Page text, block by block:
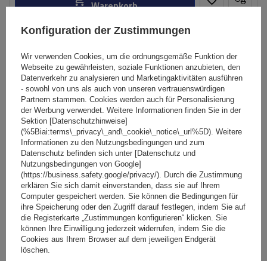
Warenkorb
Mont Blanc AMC 5416-A49 Aluminium-Dachgepäckträger
für integrierte Schienen
Konfiguration der Zustimmungen
Wir verwenden Cookies, um die ordnungsgemäße Funktion der
Webseite zu gewährleisten, soziale Funktionen anzubieten, den
Datenverkehr zu analysieren und Marketingaktivitäten ausführen
- sowohl von uns als auch von unseren vertrauenswürdigen
Partnern stammen. Cookies werden auch für Personalisierung
der Werbung verwendet. Weitere Informationen finden Sie in der
Sektion [Datenschutzhinweise]
(%5Biai:terms\_privacy\_and\_cookie\_notice\_url%5D). Weitere
Informationen zu den Nutzungsbedingungen und zum
Datenschutz befinden sich unter [Datenschutz und
Nutzungsbedingungen von Google]
(https://business.safety.google/privacy/). Durch die Zustimmung
erklären Sie sich damit einverstanden, dass sie auf Ihrem
Computer gespeichert werden. Sie können die Bedingungen für
ihre Speicherung oder den Zugriff darauf festlegen, indem Sie auf
die Registerkarte „Zustimmungen konfigurieren“ klicken. Sie
können Ihre Einwilligung jederzeit widerrufen, indem Sie die
Cookies aus Ihrem Browser auf dem jeweiligen Endgerät
löschen.